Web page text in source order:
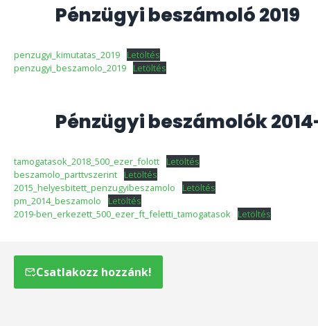
Pénzügyi beszámoló 2019
penzugyi_kimutatas_2019
Letöltés
penzugyi_beszamolo_2019
Letöltés
Pénzügyi beszámolók
tamogatasok_2018_500_ezer_folott
Letöltés
beszamolo_parttvszerint
Letöltés
2015_helyesbitett_penzugyibeszamolo
Letöltés
pm_2014_beszamolo
Letöltés
2019-ben_erkezett_500_ezer_ft_feletti_tamogatasok
Letöltés
Csatlakozz hozzánk!